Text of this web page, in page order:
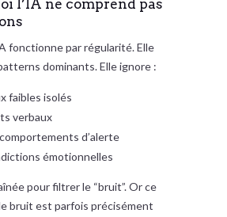
l’IA ne comprend pas
fonctionne par régularité. Elle
dominants. Elle ignore :
faibles isolés
verbaux
d’alerte
émotionnelles
pour filtrer le “bruit”. Or ce
bruit est parfois précisément